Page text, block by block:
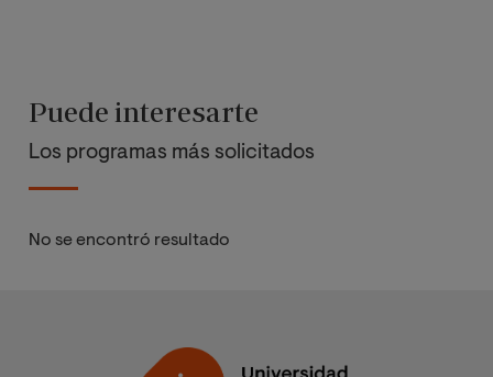
Puede interesarte
Los programas más solicitados
No se encontró resultado